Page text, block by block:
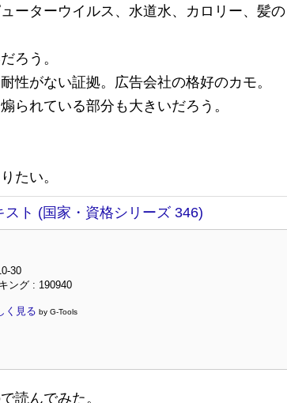
ーターウイルス、水道水、カロリー、髪の
ろう。
性がない証拠。広告会社の格好のカモ。
られている部分も大きいだろう。
たい。
ト (国家・資格シリーズ 346)
30
ング : 190940
く見る by G-Tools
読んでみた。